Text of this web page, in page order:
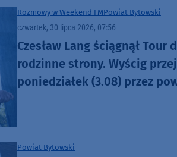
Rozmowy w Weekend FMPowiat Bytowski
czwartek, 30 lipca 2026, 07:56
Czesław Lang ściągnął Tour
rodzinne strony. Wyścig
poniedziałek (3.08) przez
Powiat Bytowski